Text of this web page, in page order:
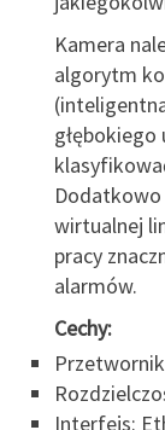
Kamera
algorytm
Dodatkowo
wirtualnej
pracy
alarmów.
Cechy:
Interfejs: